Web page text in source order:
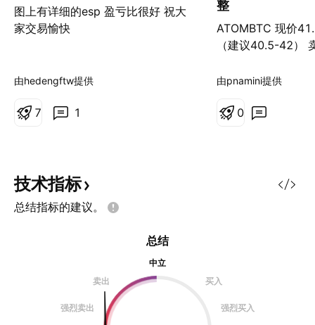
图上有详细的esp 盈亏比很好 祝大
家交易愉快
由hedengftw提供
1
7
整
ATOMBTC 现价
（建议40.5-42）
38.57-38.97 /3%
由pnamini提供
0
技术指标
总结指标的建议。
总结
中立
卖出
买入
强烈卖出 强烈买入